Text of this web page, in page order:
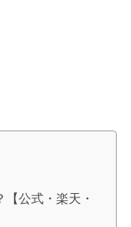
公式・楽天・